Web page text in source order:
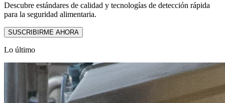
Descubre estándares de calidad y tecnologías de detección rápida
para la seguridad alimentaria.
SUSCRIBIRME AHORA
Lo último